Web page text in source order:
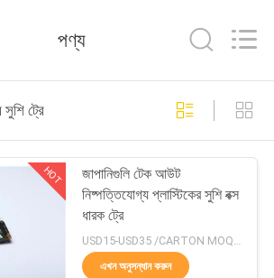
বাঁশের
204
পণ্য
সুশি ট্রে
HOT
জাপানিগুলি টেক আউট
নিষ্পত্তিযোগ্য প্লাস্টিকের সুশি বক্স
ধারক ট্রে
USD15-USD35 /CARTON MOQ:100 কার্টন
এখন অনুসন্ধান করুন